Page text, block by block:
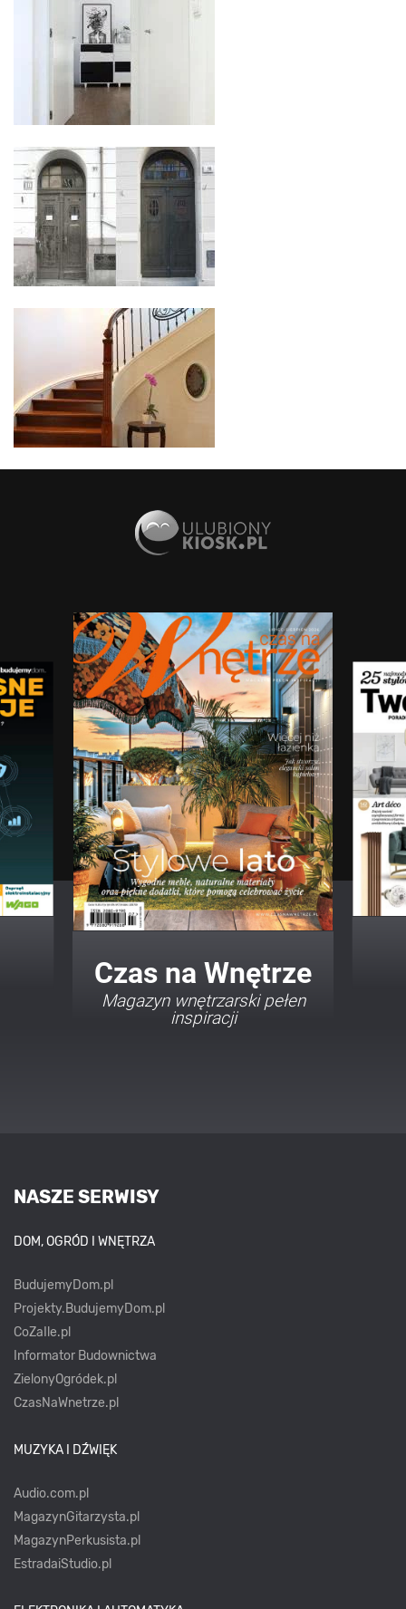
Twój Dom Twój Styl
Porady i inspiracje w
najmodniejszych stylach
NASZE SERWISY
DOM, OGRÓD I WNĘTRZA
BudujemyDom.pl
Projekty.BudujemyDom.pl
CoZaIle.pl
Informator Budownictwa
ZielonyOgródek.pl
CzasNaWnetrze.pl
MUZYKA I DŹWIĘK
Audio.com.pl
MagazynGitarzysta.pl
MagazynPerkusista.pl
EstradaiStudio.pl